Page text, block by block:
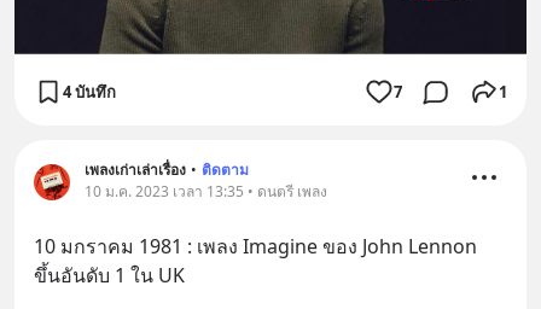
4 บันทึก 7 1
เพลงเก่าเล่าเรื่อง • ติดตาม
10 ม.ค. 2023 เวลา 13:35 • ดนตรี เพลง
10 มกราคม 1981 : เพลง Imagine ของ John Lennon
ขึ้นอันดับ 1 ใน UK